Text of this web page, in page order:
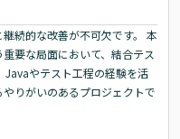
続的な改善が不可欠です。 本
要な局面において、結合テス
Javaやテスト工程の経験を活
りがいのあるプロジェクトで